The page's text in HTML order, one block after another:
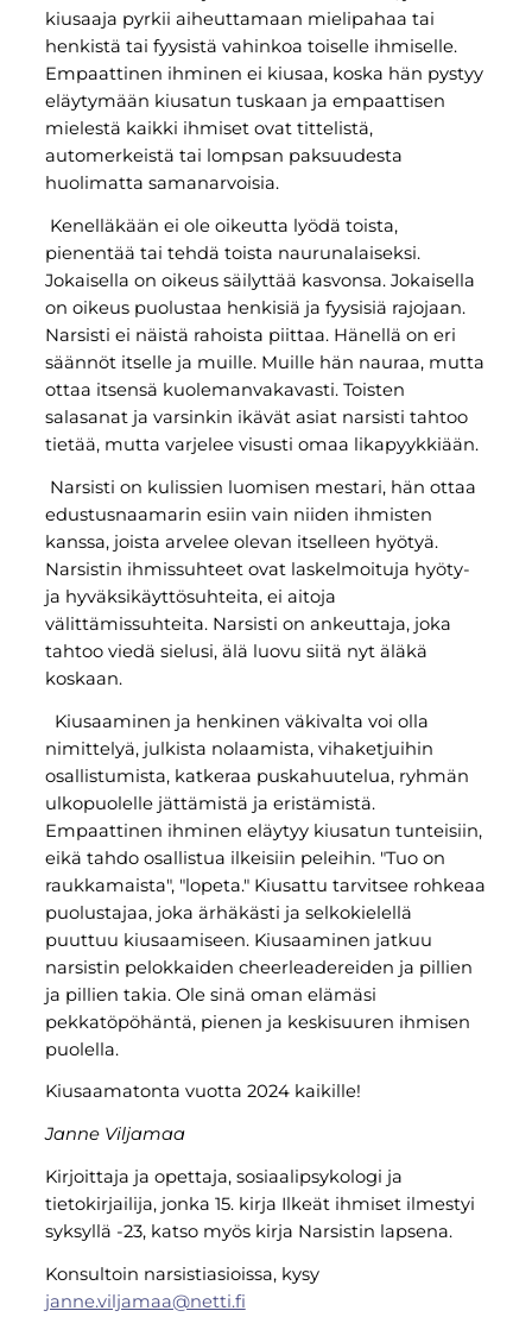
kiusaaja pyrkii aiheuttamaan mielipahaa tai
henkistä tai fyysistä vahinkoa toiselle ihmiselle.
Empaattinen ihminen ei kiusaa, koska hän pystyy
eläytymään kiusatun tuskaan ja empaattisen
mielestä kaikki ihmiset ovat tittelistä,
automerkeistä tai lompsan paksuudesta
huolimatta samanarvoisia.
Kenelläkään ei ole oikeutta lyödä toista,
pienentää tai tehdä toista naurunalaiseksi.
Jokaisella on oikeus säilyttää kasvonsa. Jokaisella
on oikeus puolustaa henkisiä ja fyysisiä rajojaan.
Narsisti ei näistä rahoista piittaa. Hänellä on eri
säännöt itselle ja muille. Muille hän nauraa, mutta
ottaa itsensä kuolemanvakavasti. Toisten
salasanat ja varsinkin ikävät asiat narsisti tahtoo
tietää, mutta varjelee visusti omaa likapyykkiään.
Narsisti on kulissien luomisen mestari, hän ottaa
edustusnaamarin esiin vain niiden ihmisten
kanssa, joista arvelee olevan itselleen hyötyä.
Narsistin ihmissuhteet ovat laskelmoituja hyöty-
ja hyväksikäyttösuhteita, ei aitoja
välittämissuhteita. Narsisti on ankeuttaja, joka
tahtoo viedä sielusi, älä luovu siitä nyt äläkä
koskaan.
Kiusaaminen ja henkinen väkivalta voi olla
nimittelyä, julkista nolaamista, vihaketjuihin
osallistumista, katkeraa puskahuutelua, ryhmän
ulkopuolelle jättämistä ja eristämistä.
Empaattinen ihminen eläytyy kiusatun tunteisiin,
eikä tahdo osallistua ilkeisiin peleihin. "Tuo on
raukkamaista", "lopeta." Kiusattu tarvitsee rohkeaa
puolustajaa, joka ärhäkästi ja selkokielellä
puuttuu kiusaamiseen. Kiusaaminen jatkuu
narsistin pelokkaiden cheerleadereiden ja pillien
ja pillien takia. Ole sinä oman elämäsi
pekkatöpöhäntä, pienen ja keskisuuren ihmisen
puolella.
Kiusaamatonta vuotta 2024 kaikille!
Janne Viljamaa
Kirjoittaja ja opettaja, sosiaalipsykologi ja
tietokirjailija, jonka 15. kirja Ilkeät ihmiset ilmestyi
syksyllä -23, katso myös kirja Narsistin lapsena.
Konsultoin narsistiasioissa, kysy
janne.viljamaa@netti.fi